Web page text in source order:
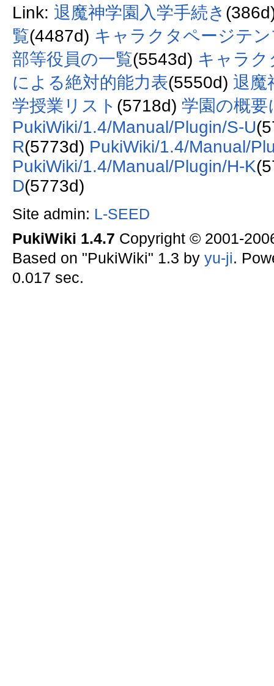
Link: 退魔神学園入学手続き
覧(4487d) キャラクタページテ
部等役員の一覧(5543d) キャラク
による絶対的能力表(5550d) 退魔
学授業リスト (5718d) 学園の概
PukiWiki/1.4/Manual/Plugin/S-U
R(5773d) PukiWiki/1.4/Manual/
PukiWiki/1.4/Manual/Plugin/H-K
D(5773d)
Site admin: L-SEED
PukiWiki 1.4.7 Copyright © 2001-
Based on "PukiWiki" 1.3 by yu-ji.
0.017 sec.